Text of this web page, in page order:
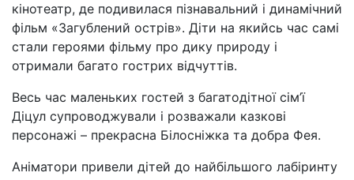
кінотеатр, де подивилася пізнавальний і динамічний
фільм «Загублений острів». Діти на якийсь час самі
стали героями фільму про дику природу і
отримали багато гострих відчуттів.
Весь час маленьких гостей з багатодітної сім’ї
Діцул супроводжували і розважали казкові
персонажі – прекрасна Білосніжка та добра Фея.
Аніматори привели дітей до найбільшого лабіринту